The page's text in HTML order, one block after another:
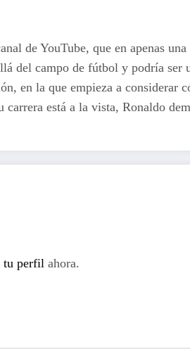
de YouTube, que en apenas
del campo de fútbol y podría ser
en la que empieza a considerar
está a la vista, Ronaldo
tu perfil ahora.